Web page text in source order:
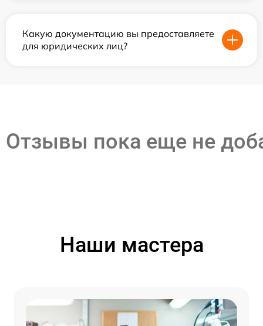
Какую документацию вы предоставляете
для юридических лиц?
Отзывы пока еще не
Наши мастера